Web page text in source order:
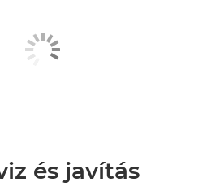
és javítás